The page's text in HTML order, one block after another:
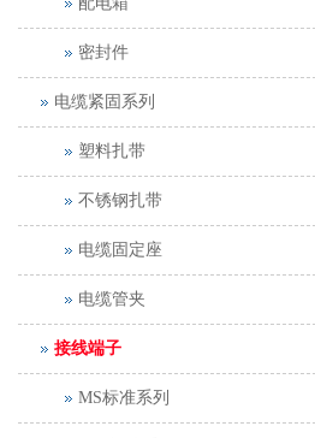
密封件
电缆紧固系列
塑料扎带
不锈钢扎带
电缆固定座
电缆管夹
接线端子
MS标准系列